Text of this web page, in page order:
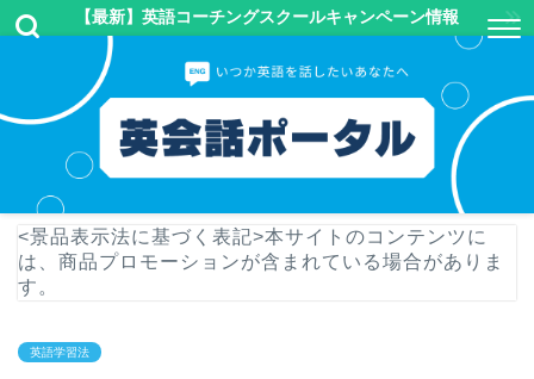
【最新】英語コーチングスクールキャンペーン情報
<景品表示法に基づく表記>本サイトのコンテンツに
は、商品プロモーションが含まれている場合がありま
す。
英語学習法